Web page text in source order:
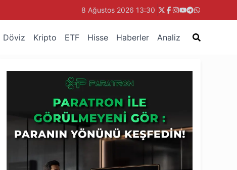
8 Ağustos 2026 13:30
Döviz Kripto ETF Hisse Haberler Analiz